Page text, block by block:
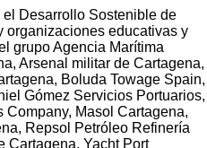
el Desarrollo Sostenible de
organizaciones educativas y
grupo Agencia Marítima
Arsenal militar de Cartagena,
Boluda Towage Spain,
Gómez Servicios Portuarios,
Masol Cartagena,
Repsol Petróleo Refinería
Cartagena, Yacht Port